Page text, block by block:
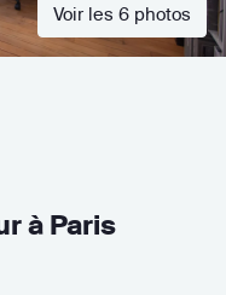
Voir les 6 photos
à Paris